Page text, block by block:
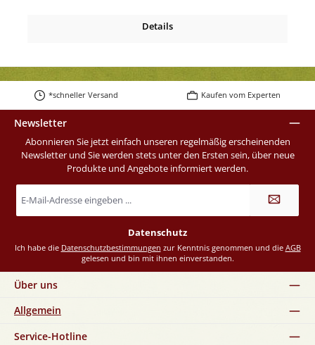
Details
*schneller Versand Kaufen vom Experten
Newsletter
Abonnieren Sie jetzt einfach unseren regelmäßig erscheinenden
Newsletter und Sie werden stets unter den Ersten sein, über neue
Produkte und Angebote informiert werden.
E-
Mail-
Datenschutz
Ich habe die Datenschutzbestimmungen zur Kenntnis genommen und die AGB
gelesen und bin mit ihnen einverstanden.
Über uns
Allgemein
Service-Hotline